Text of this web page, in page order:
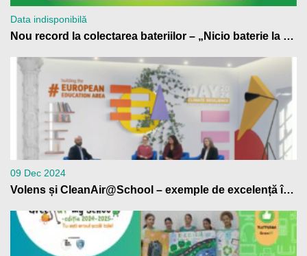
Data indisponibilă
Nou record la colectarea bateriilor – „Nicio baterie la gunoi!” 2024
09 Dec 2024
Volens și CleanAir@School – exemple de excelență în educația climatică, la Bruxelles